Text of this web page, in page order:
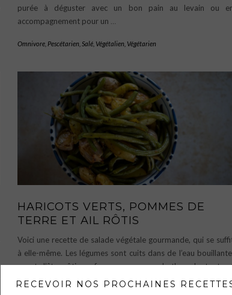
purée à déguster avec un bon pain au levain ou
accompagnement pour un
Omnivore Pescétarien Salé Végétalien Végétarien
HARICOTS VERTS, POMMES DE
TERRE ET AIL RÔTIS
Voici une recette de salade végétale gourmande, qui se
à elle-même. Les légumes sont cuits dans de l’eau
avant d’être rôtis au four avec un peu de thym. Le tout
assaisonné avec du citron et de l’huile d’olive. Pour
RECEVOIR NOS PROCHAINES